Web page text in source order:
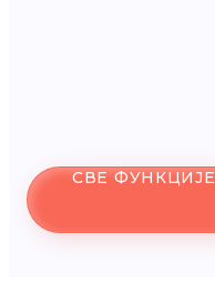
СВЕ ФУНКЦИЈЕ